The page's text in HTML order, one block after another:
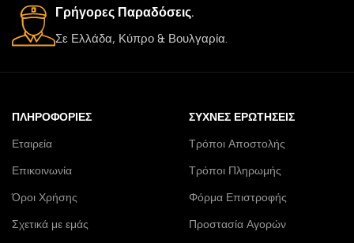
Γρήγορες Παραδόσεις.
Σε Ελλάδα, Κύπρο & Βουλγαρία.
ΠΛΗΡΟΦΟΡΊΕΣ
Εταιρεία
Επικοινωνία
Όροι Χρήσης
Σχετικά με εμάς
ΣΥΧΝΈΣ ΕΡΩΤΉΣΕΙΣ
Τρόποι Αποστολής
Τρόποι Πληρωμής
Φόρμα Επιστροφής
Προστασία Αγορών